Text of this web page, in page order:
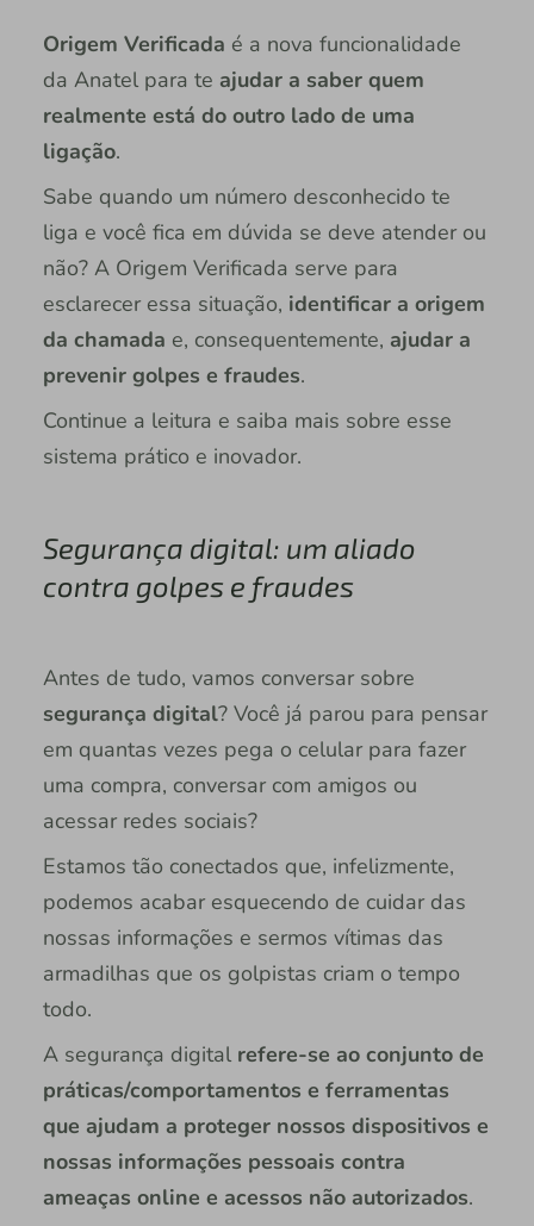
Origem Verificada é a nova funcionalidade
da Anatel para te ajudar a saber quem
realmente está do outro lado de uma
ligação.
Sabe quando um número desconhecido te
liga e você fica em dúvida se deve atender ou
não? A Origem Verificada serve para
esclarecer essa situação, identificar a origem
da chamada e, consequentemente, ajudar a
prevenir golpes e fraudes.
Continue a leitura e saiba mais sobre esse
sistema prático e inovador.
Segurança digital: um aliado
contra golpes e fraudes
Antes de tudo, vamos conversar sobre
segurança digital? Você já parou para pensar
em quantas vezes pega o celular para fazer
uma compra, conversar com amigos ou
acessar redes sociais?
Estamos tão conectados que, infelizmente,
podemos acabar esquecendo de cuidar das
nossas informações e sermos vítimas das
armadilhas que os golpistas criam o tempo
todo.
A segurança digital refere-se ao conjunto de
práticas/comportamentos e ferramentas
que ajudam a proteger nossos dispositivos e
nossas informações pessoais contra
ameaças online e acessos não autorizados.